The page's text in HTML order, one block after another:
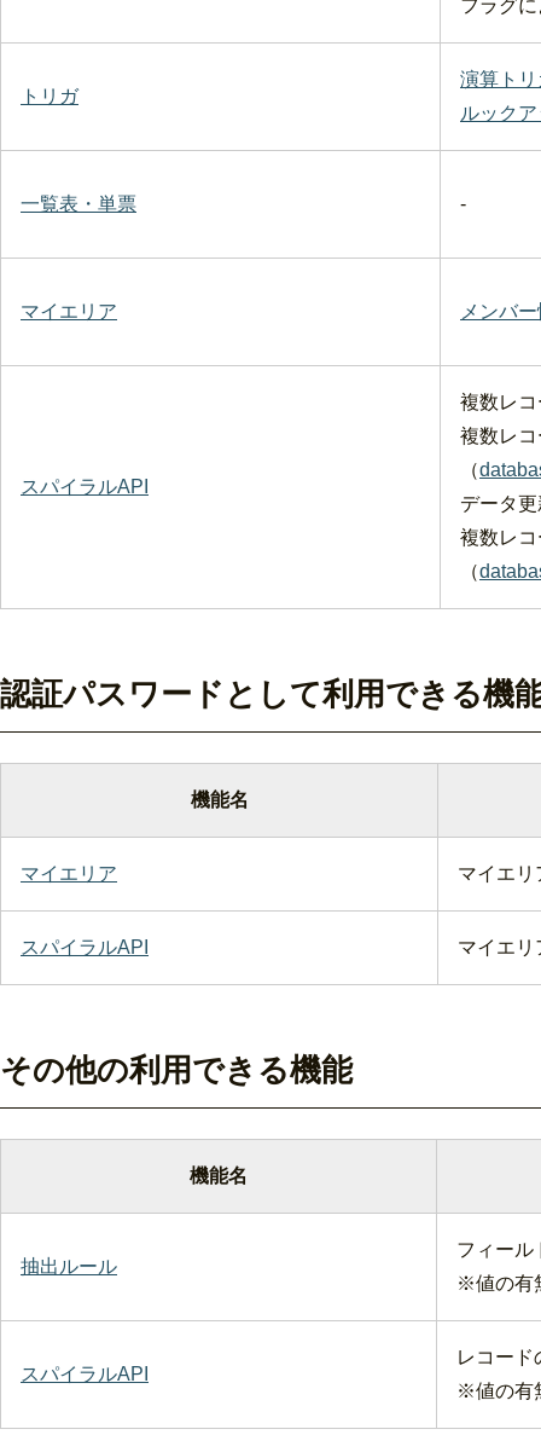
フラグ
トリガ
演算トリ
ルック
一覧表・単票 -
マイエリア メンバ
スパイラルAPI
複数レ
複数レ
（
データ
複数レ
（
認証パスワードとして利用できる機
機能名
マイエリア マイエリ
スパイラルAPI マイエリ
その他の利用できる機能
機能名
抽出ルール
フィール
※値の有
スパイラルAPI
レコード
※値の有